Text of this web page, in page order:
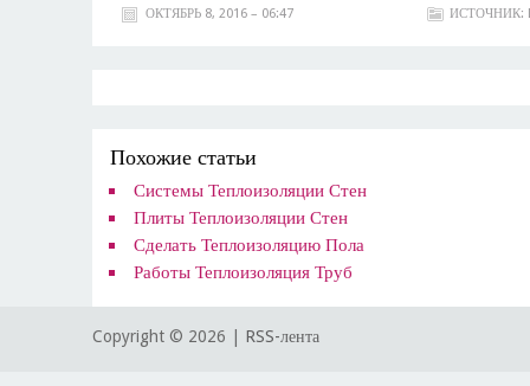
ИСТОЧНИК:
ОКТЯБРЬ 8, 2016 – 06:47
Похожие статьи
Системы Теплоизоляции Стен
Плиты Теплоизоляции Стен
Сделать Теплоизоляцию Пола
Работы Теплоизоляция Труб
Copyright © 2026 | RSS-лента